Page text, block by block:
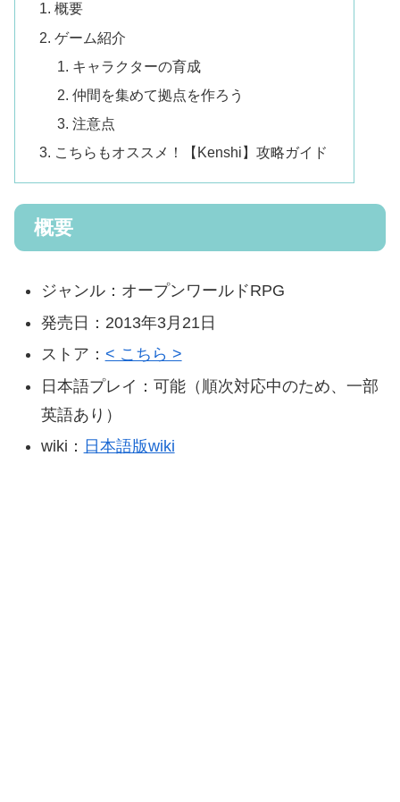
概要
ゲーム紹介
キャラクターの育成
仲間を集めて拠点を作ろう
注意点
こちらもオススメ！【Kenshi】攻略ガイド
概要
ジャンル：オープンワールドRPG
発売日：2013年3月21日
ストア： < こちら >
日本語プレイ：可能（順次対応中のため、一部
英語あり）
wiki： 日本語版wiki